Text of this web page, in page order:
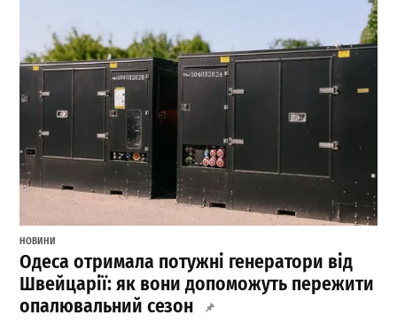
НОВИНИ
Одеса отримала потужні генератори від
Швейцарії: як вони допоможуть пережити
опалювальний сезон